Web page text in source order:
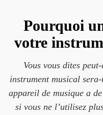
Pourquoi
votre
Vous vous dites
instrument musical
appareil de musique a
si vous ne l’utilisez